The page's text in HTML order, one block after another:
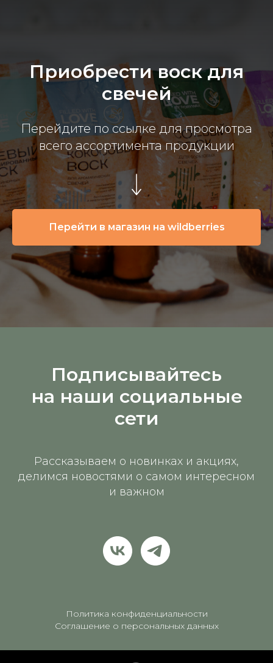
Приобрести воск для
свечей
Перейдите по ссылке для просмотра
всего ассортимента продукции
Перейти в магазин на wildberries
Подписывайтесь
на наши социальные
сети
Рассказываем о новинках и акциях,
делимся новостями о самом интересном
и важном
Политика конфиденциальности
Соглашение о персональных данных